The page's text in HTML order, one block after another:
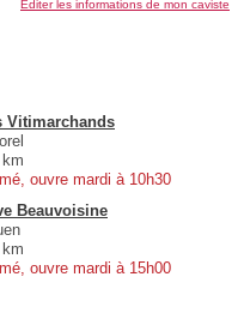
Éditer les informations de mon caviste
Vitimarchands
ouvre mardi à 10h30
Beauvoisine
ouvre mardi à 15h00